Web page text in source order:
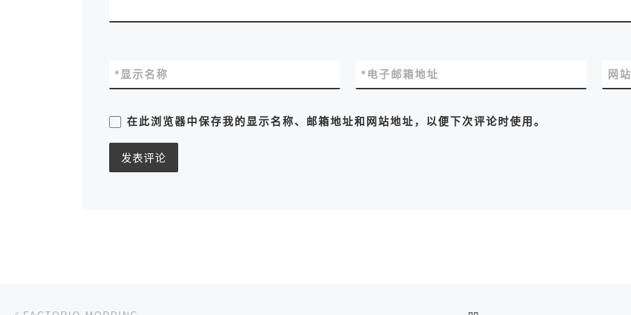
显示名称
* 电子邮箱地址
* 网
在此浏览器中保存我的显示名称、邮箱地址和网站地址，以便下次评论时使用。
文章导航